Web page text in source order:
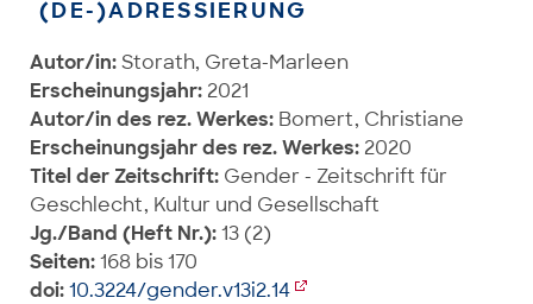
(DE-)ADRESSIERUNG
Autor/in:Storath, Greta-Marleen
Erscheinungsjahr: 2021
Autor/in des rez. Werkes: Bomert, Christiane
Erscheinungsjahr des rez. Werkes: 2020
Titel der Zeitschrift: Gender - Zeitschrift für
Geschlecht, Kultur und Gesellschaft
Jg./Band (Heft Nr.):13 (2)
Seiten:168 bis 170
doi:10.3224/gender.v13i2.14